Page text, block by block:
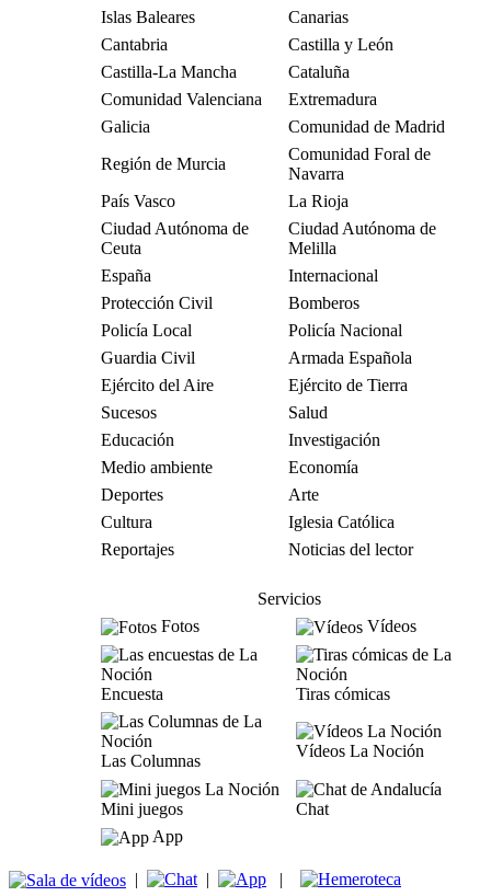
Islas Baleares
Canarias
Cantabria
Castilla y León
Castilla-La Mancha
Cataluña
Comunidad Valenciana
Extremadura
Galicia
Comunidad de Madrid
Región de Murcia
Comunidad Foral de
Navarra
País Vasco
La Rioja
Ciudad Autónoma de
Ceuta
Ciudad Autónoma de
Melilla
España
Internacional
Protección Civil
Bomberos
Policía Local
Policía Nacional
Guardia Civil
Armada Española
Ejército del Aire
Ejército de Tierra
Sucesos
Salud
Educación
Investigación
Medio ambiente
Economía
Deportes
Arte
Cultura
Iglesia Católica
Reportajes
Noticias del lector
Servicios
Fotos
Vídeos
Encuesta Tiras cómicas
Las Columnas
Vídeos La Noción
Mini juegos
Chat
App
| | |